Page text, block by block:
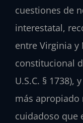
cuestiones de
interestatal,
entre Virginia y
constitucional
U.S.C. §
más apropiado
cuidadoso que